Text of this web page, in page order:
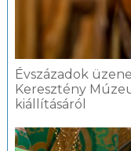
Évszázadok
Keresztény
kiállításáról